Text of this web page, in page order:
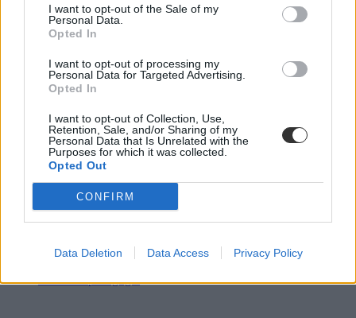
I want to opt-out of the Sale of my
Personal Data.
Opted In
I want to opt-out of processing my
Personal Data for Targeted Advertising.
Opted In
I want to opt-out of Collection, Use,
Retention, Sale, and/or Sharing of my
Personal Data that Is Unrelated with the
Purposes for which it was collected.
Opted Out
CONFIRM
Data Deletion Data Access Privacy Policy
kísérleti oktatás
magyar nyelvű iskola
oktatási reform
innovatív pedagógia